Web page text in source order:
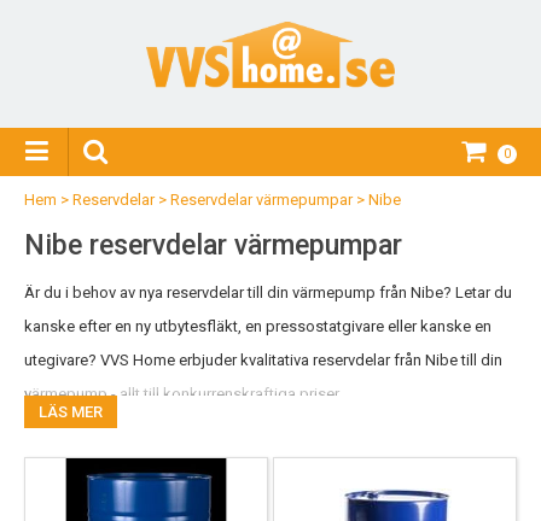
0
Hem > Reservdelar> Reservdelar värmepumpar> Nibe
Nibe reservdelar värmepumpar
Är du i behov av nya reservdelar till din värmepump från Nibe? Letar du
kanske efter en ny utbytesfläkt, en pressostatgivare eller kanske en
utegivare? VVS Home erbjuder kvalitativa reservdelar från Nibe till din
värmepump - allt till konkurrenskraftiga priser.
att kontakta oss. Vi kan anskaffa många fler än vad som visas i
webshoppen, så skicka ett mail till
info@vvshome.seeller ring oss på
LÄS MER